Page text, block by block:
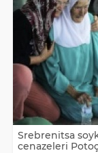
Srebrenitsa
cenazeleri